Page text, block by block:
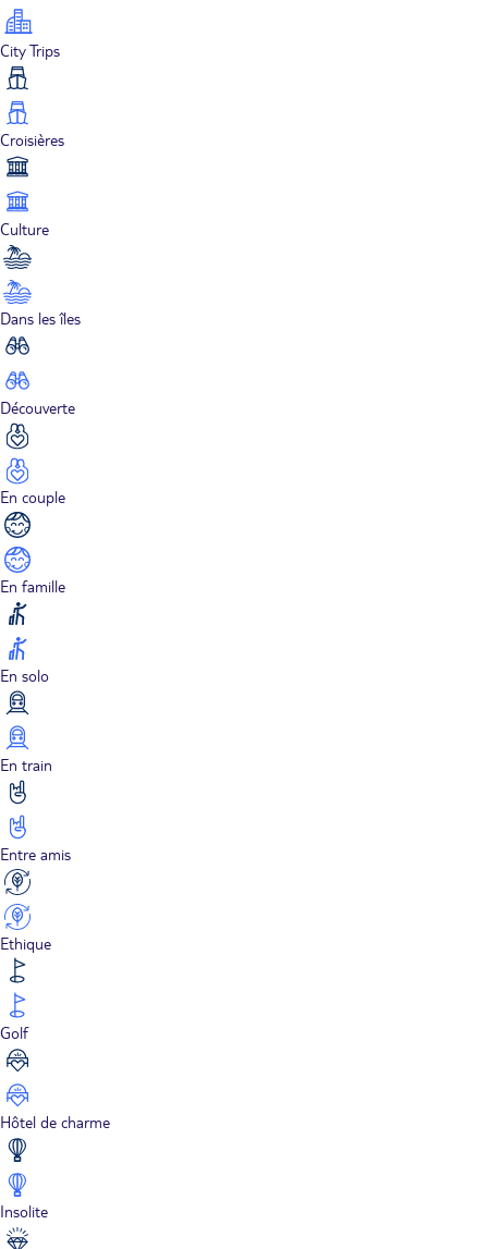
City Trips
Croisières
Culture
Dans les îles
Découverte
En couple
En famille
En solo
En train
Entre amis
Ethique
Golf
Hôtel de charme
Insolite